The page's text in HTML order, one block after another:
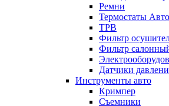
Ремни
Термостаты Авто
ТРВ
Фильтр
Фильтр
Датчики
Инструменты авто
Кримпер
Съемники